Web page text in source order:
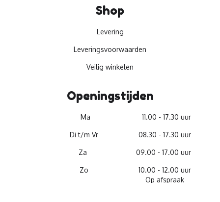
Shop
Levering
Leveringsvoorwaarden
Veilig winkelen
Openingstijden
Ma 11.00 - 17.30 uur
Di t/m Vr 08.30 - 17.30 uur
Za 09.00 - 17.00 uur
Zo
10.00 - 12.00 uur
Op afspraak